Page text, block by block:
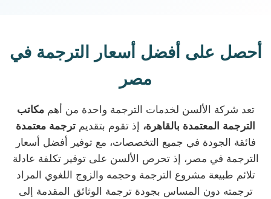
أحصل على أفضل أسعار الترجمة في
مصر
تعد شركة الألسن لخدمات الترجمة واحدة من أهممكاتب
الترجمة المعتمدة بالقاهرة، إذ تقوم بتقديم ترجمة معتمدة
فائقة الجودة في جميع التخصصات، مع توفير أفضل أسعار
الترجمة في مصر، إذ تحرص الألسن على توفير تكلفة عادلة
تلائم طبيعة مشروع الترجمة وحجمه والزوج اللغوي المراد
ترجمته دون المساس بجودة ترجمة الوثائق المقدمة إلى